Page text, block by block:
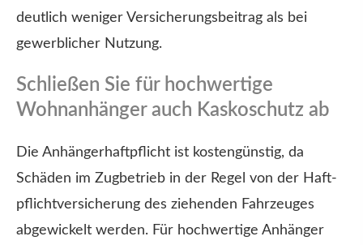
deutlich weniger Versicherungsbeitrag als bei
gewerblicher Nutzung.
Schließen Sie für hochwertige
Wohnanhänger auch Kaskoschutz ab
Die Anhängerhaftpflicht ist kostengünstig, da
Schäden im Zugbetrieb in der Regel von der Haft­
pflichtversicherung des ziehenden Fahrzeuges
abgewickelt werden. Für hochwertige Anhänger